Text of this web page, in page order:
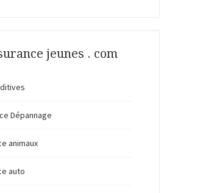
jeunes . com
Dépannage
animaux
auto